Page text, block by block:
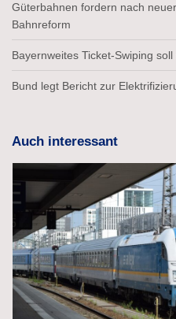
Güterbahnen fordern nach
Bahnreform
Bayernweites Ticket-Swiping
Bund legt Bericht zur
Auch interessant